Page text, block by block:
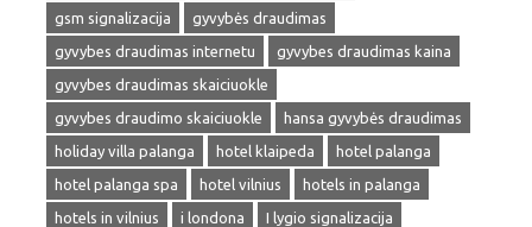
gsm signalizacija
gyvybės draudimas
gyvybes draudimas internetu
gyvybes draudimas kaina
gyvybes draudimas skaiciuokle
gyvybes draudimo skaiciuokle
hansa gyvybės draudimas
holiday villa palanga
hotel klaipeda
hotel palanga
hotel palanga spa
hotel vilnius
hotels in palanga
hotels in vilnius
i londona
I lygio signalizacija